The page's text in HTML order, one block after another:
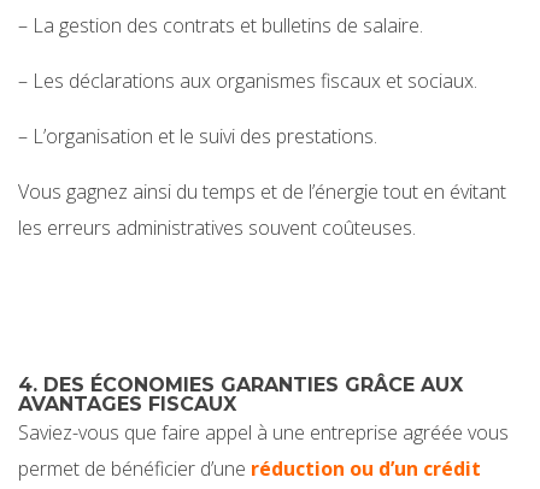
– La gestion des contrats et bulletins de salaire.
– Les déclarations aux organismes fiscaux et sociaux.
– L’organisation et le suivi des prestations.
Vous gagnez ainsi du temps et de l’énergie tout en évitant
les erreurs administratives souvent coûteuses.
4. DES ÉCONOMIES GARANTIES GRÂCE AUX
AVANTAGES FISCAUX
Saviez-vous que faire appel à une entreprise agréée vous
permet de bénéficier d’une réduction ou d’un crédit